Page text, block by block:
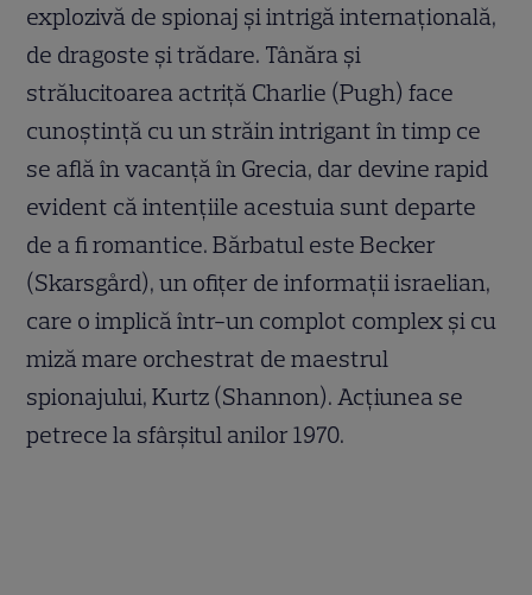
explozivă de spionaj și intrigă internațională,
de dragoste și trădare. Tânăra și
strălucitoarea actriță Charlie (Pugh) face
cunoștință cu un străin intrigant în timp ce
se află în vacanță în Grecia, dar devine rapid
evident că intențiile acestuia sunt departe
de a fi romantice. Bărbatul este Becker
(Skarsgård), un ofițer de informații israelian,
care o implică într-un complot complex și cu
miză mare orchestrat de maestrul
spionajului, Kurtz (Shannon). Acțiunea se
petrece la sfârșitul anilor 1970.